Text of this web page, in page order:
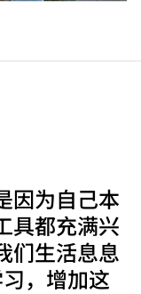
因为自己本
具都充满兴
们生活息息
，增加这